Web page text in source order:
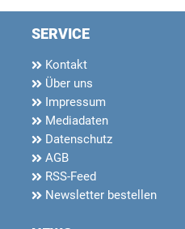
SERVICE
Kontakt
Über uns
Impressum
Mediadaten
Datenschutz
AGB
RSS-Feed
Newsletter bestellen